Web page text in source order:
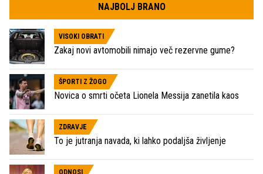
NAJBOLJ BRANO
VISOKI OBRATI
Zakaj novi avtomobili nimajo več rezervne gume?
ŠPORTI Z ŽOGO
Novica o smrti očeta Lionela Messija zanetila kaos
ZDRAVJE
To je jutranja navada, ki lahko podaljša življenje
ODNOSI